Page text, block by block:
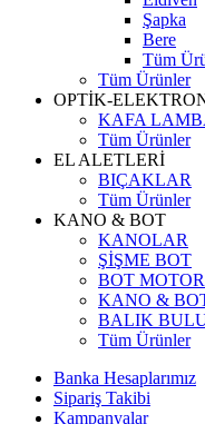
Şapka
Bere
Tüm
Tüm Ürünler
OPTİK-
KAFA
Tüm Ürünler
EL ALETLERİ
BIÇAKLAR
Tüm Ürünler
KANO & BOT
KANOLAR
ŞİŞME BOT
BOT
KANO &
BALIK
Tüm Ürünler
Banka Hesaplarımız
Sipariş Takibi
Kampanyalar